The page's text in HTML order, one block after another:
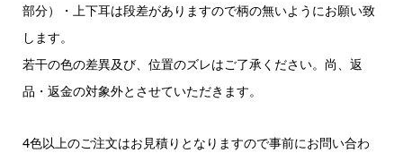
部分）・上下耳は段差がありますので柄の無いようにお願い致
します。
若干の色の差異及び、位置のズレはご了承ください。尚、返
品・返金の対象外とさせていただきます。
4色以上のご注文はお見積りとなりますので事前にお問い合わ